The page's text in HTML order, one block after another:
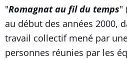
"Romagnat au fil du temps"
au début des années 2000,
travail collectif mené par
personnes réunies par les